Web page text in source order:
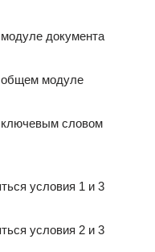
документа
общем модуле
словом
условия 1 и 3
условия 2 и 3